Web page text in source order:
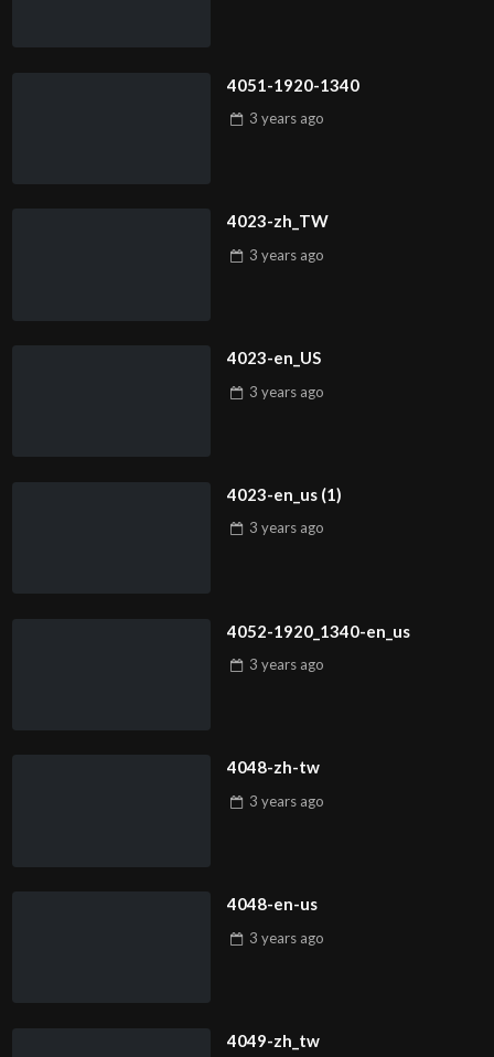
4051-1920-1340
3 years ago
4023-zh_TW
3 years ago
4023-en_US
3 years ago
4023-en_us (1)
3 years ago
4052-1920_1340-en_us
3 years ago
4048-zh-tw
3 years ago
4048-en-us
3 years ago
4049-zh_tw